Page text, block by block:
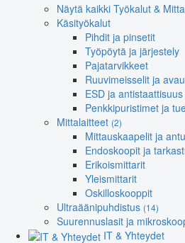
Näytä kaikki Työkalut &
Käsityökalut
Pihdit ja pinsetit
Työpöytä ja järjestely
Pajatarvikkeet
Ruuvimeisselit ja
ESD ja antistaattisuus
Penkkipuristimet ja
Mittalaitteet (2)
Mittauskaapelit ja
Endoskoopit ja
Erikoismittarit
Yleismittarit
Oskilloskooppit
Ultraäänipuhdistus (14)
Suurennuslasit ja
IT & Yhteydet